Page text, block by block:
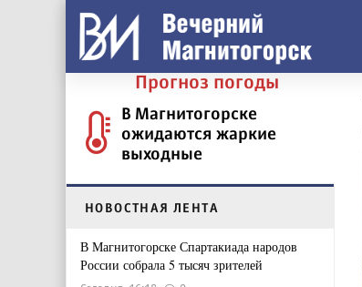
Прогноз погоды
В Магнитогорске
ожидаются жаркие
выходные
НОВОСТНАЯ ЛЕНТА
В Магнитогорске Спартакиада народов
России собрала 5 тысяч зрителей